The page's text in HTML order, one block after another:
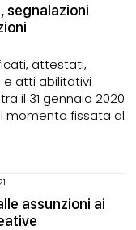
segnalazioni
attestati,
e atti abilitativi
il 31 gennaio 2020
momento fissata al
assunzioni ai